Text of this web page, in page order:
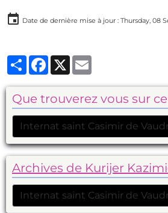
Date de dernière mise à jour : Thursday, 08
PartagerFacebook
X
Que trouverez vous sur
Archives de Kurijer